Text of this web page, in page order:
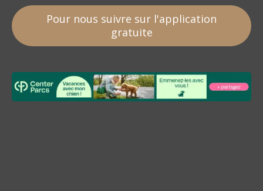
Pour nous suivre sur l'application
gratuite